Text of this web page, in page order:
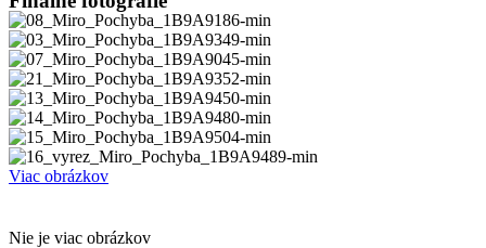
Viac obrázkov
Nie je viac obrázkov